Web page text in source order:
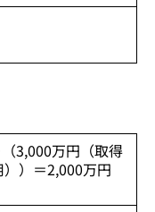
3,000万円（取得
）＝2,000万円